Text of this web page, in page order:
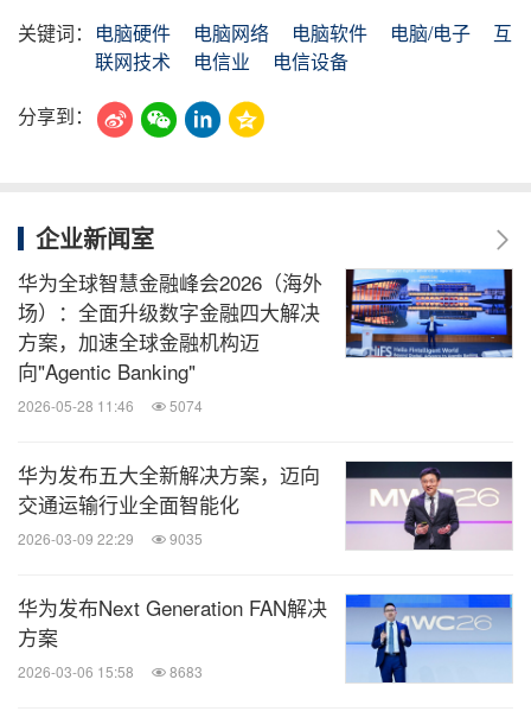
关键词： 电脑硬件 电脑网络 电脑软件 电脑/电子
互
联网技术
电信业
电信设备
分享到：
企业新闻室
华为全球智慧金融峰会2026（海外
场）：全面升级数字金融四大解决
方案，加速全球金融机构迈
向"Agentic Banking"
2026-05-28 11:46 5074
华为发布五大全新解决方案，迈向
交通运输行业全面智能化
2026-03-09 22:29 9035
华为发布Next Generation FAN解决
方案
2026-03-06 15:58 8683